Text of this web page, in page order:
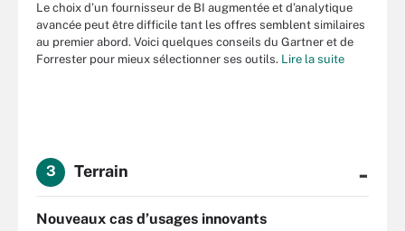
Le choix d’un fournisseur de BI augmentée et d’analytique
avancée peut être difficile tant les offres semblent similaires
au premier abord. Voici quelques conseils du Gartner et de
Forrester pour mieux sélectionner ses outils. Lire la suite
3 Terrain -
Nouveaux cas d’usages innovants